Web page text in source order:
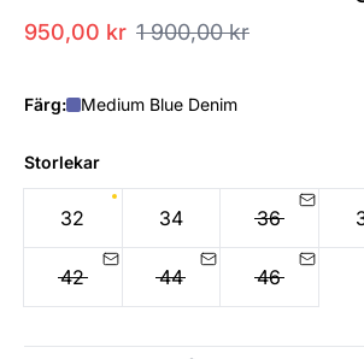
950,00 kr 1 900,00 kr
Färg: Medium Blue Denim
Storlekar
32 34 36
42 44 46